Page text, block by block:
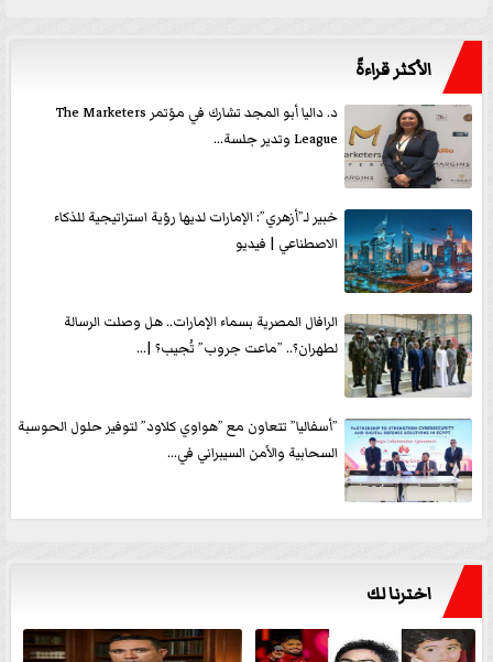
الأكثر قراءةً
د. داليا أبو المجد تشارك في مؤتمر The Marketers
League وتدير جلسة...
خبير لـ”أزهري”: الإمارات لديها رؤية استراتيجية للذكاء
الاصطناعي | فيديو
الرافال المصرية بسماء الإمارات.. هل وصلت الرسالة
لطهران؟.. ”ماعت جروب” تُجيب؟ |...
”أسفاليا” تتعاون مع ”هواوي كلاود” لتوفير حلول الحوسبة
السحابية والأمن السيبراني في...
اخترنا لك